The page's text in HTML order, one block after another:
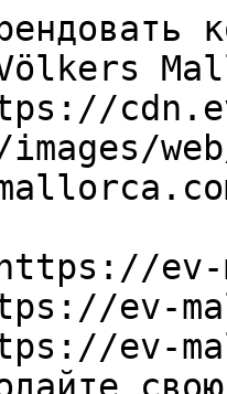
ru/kratkosrochnaya-arenda?type%5B0%5D=0) [ Финки ](https://ev-mallorca.com/ru/kratkosrochnaya-arenda?type%5B0%5D=1) [ Квартиры ](https://ev-mallorca.com/ru/kratkosrochnaya-arenda?type%5B0%5D=2) [ Пентхаусы ](https://ev-mallorca.com/ru/kratkosrochnaya-arenda?type%5B0%5D=5) 

  Коммерческая недвижимость  [ Все объекты недвижимости ](https://ev-mallorca.com/ru/kommercheskaya-nedvizhimost) [ Сельское и лесное хозяйство ](https://ev-mallorca.com/ru/kommercheskaya-nedvizhimost?type%5B0%5D=6) [ Отель ](https://ev-mallorca.com/ru/kommercheskaya-nedvizhimost?type%5B0%5D=7) [ Промышленность ](https://ev-mallorca.com/ru/kommercheskaya-nedvizhimost?type%5B0%5D=8) [ Инвестиция ](https://ev-mallorca.com/ru/kommercheskaya-nedvizhimost?type%5B0%5D=9) [ Гастрономия ](https://ev-mallorca.com/ru/kommercheskaya-nedvizhimost?type%5B0%5D=10) [ Земельный участок ](https://ev-mallorca.com/ru/kommercheskaya-nedvizhimost?type%5B0%5D=11) [ Офис ](https://ev-mallorca.com/ru/kommercheskaya-nedvizhimost?type%5B0%5D=12) [ Другие ](https://ev-mallorca.com/ru/kommercheskaya-nedvizhimost?type%5B0%5D=13) [ Магазин ](https://ev-mallorca.com/ru/kommercheskaya-nedvizhimost?type%5B0%5D=14) 

 [ Новострои ](https://ev-mallorca.com/ru/novostroi-mayorka) 

     Русский       [ English ](https://ev-mallorca.com/en/commercial-properties?type%5B0%5D=13)   [ Español ](https://ev-mallorca.com/es/propiedades-comerciales?type%5B0%5D=13)   [ Deutsch ](https://ev-mallorca.com/de/gewerbeimmobilien?type%5B0%5D=13)   [ Català ](https://ev-mallorca.com/ca/immobiliaria-comercial?type%5B0%5D=13)   [ Svenska ](https://ev-mallorca.com/sv/kommersiella-fastigheter?type%5B0%5D=13)   [ Français ](https://ev-mallorca.com/fr/immobilier-commercial?type%5B0%5D=13)   [ Polski ](https://ev-mallorca.com/pl/nieruchomosci-komercyjne?type%5B0%5D=13)   [ Italiano ](https://ev-mallorca.com/it/immobili-